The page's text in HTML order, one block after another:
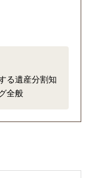
る遺産分割知
全般